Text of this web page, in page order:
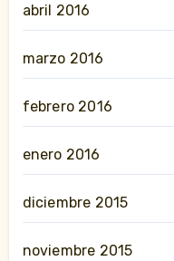
abril 2016
marzo 2016
febrero 2016
enero 2016
diciembre 2015
noviembre 2015